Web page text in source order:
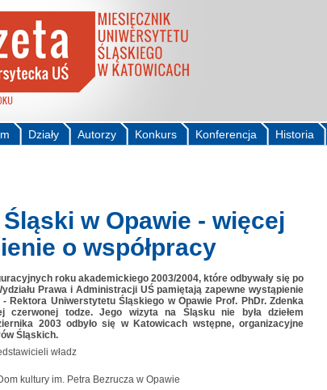
Historia
Konferencja
Konkurs
Autorzy
Działy
w Opawie - więcej
o współpracy
roku akademickiego 2003/2004, które odbywały się po
Prawa i Administracji UŚ pamiętają zapewne wystąpienie
Rektora Uniwerstytetu Śląskiego w Opawie Prof. PhDr. Zdenka
czerwonej todze. Jego wizyta na Śląsku nie była dziełem
2003 odbyło się w Katowicach wstępne, organizacyjne
Śląskich.
władz